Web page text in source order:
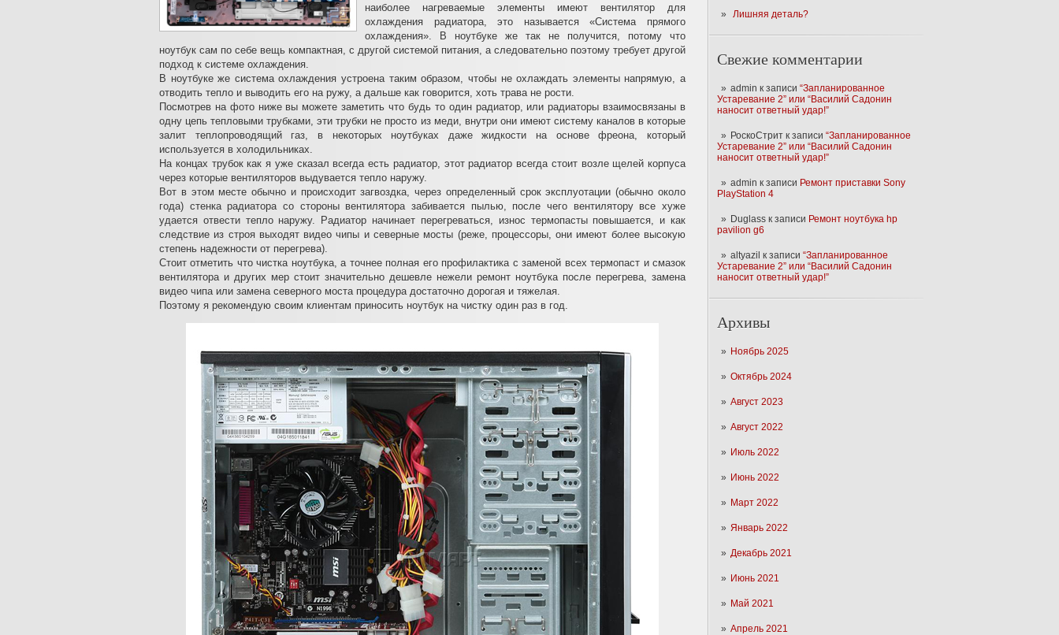
Лишняя деталь?
Свежие комментарии
admin к записи “Запланированное
Устаревание 2” или “Василий Садонин
наносит ответный удар!”
РоскоСтрит к записи “Запланированное
Устаревание 2” или “Василий Садонин
наносит ответный удар!”
admin к записи Ремонт приставки Sony
PlayStation 4
Duglass к записи Ремонт ноутбука hp
pavilion g6
altyazil к записи “Запланированное
Устаревание 2” или “Василий Садонин
наносит ответный удар!”
Архивы
Ноябрь 2025
Октябрь 2024
Август 2023
Август 2022
Июль 2022
Июнь 2022
Март 2022
Январь 2022
Декабрь 2021
Июнь 2021
Май 2021
Апрель 2021
наиболее нагреваемые элементы имеют вентилятор для
охлаждения радиатора, это называется «Система прямого
охлаждения». В ноутбуке же так не получится, потому что
ноутбук сам по себе вещь компактная, с другой системой питания, а следовательно поэтому требует другой
подход к системе охлаждения.
В ноутбуке же система охлаждения устроена таким образом, чтобы не охлаждать элементы напрямую, а
отводить тепло и выводить его на ружу, а дальше как говорится, хоть трава не рости.
Посмотрев на фото ниже вы можете заметить что будь то один радиатор, или радиаторы взаимосвязаны в
одну цепь тепловыми трубками, эти трубки не просто из меди, внутри они имеют систему каналов в которые
залит теплопроводящий газ, в некоторых ноутбуках даже жидкости на основе фреона, который
используется в холодильниках.
На концах трубок как я уже сказал всегда есть радиатор, этот радиатор всегда стоит возле щелей корпуса
через которые вентиляторов выдувается тепло наружу.
Вот в этом месте обычно и происходит загвоздка, через определенный срок эксплуотации (обычно около
года) стенка радиатора со стороны вентилятора забивается пылью, после чего вентилятору все хуже
удается отвести тепло наружу. Радиатор начинает перегреваться, износ термопасты повышается, и как
следствие из строя выходят видео чипы и северные мосты (реже, процессоры, они имеют более высокую
степень надежности от перегрева).
Стоит отметить что чистка ноутбука, а точнее полная его профилактика с заменой всех термопаст и смазок
вентилятора и других мер стоит значительно дешевле нежели ремонт ноутбука после перегрева, замена
видео чипа или замена северного моста процедура достаточно дорогая и тяжелая.
Поэтому я рекомендую своим клиентам приносить ноутбук на чистку один раз в год.